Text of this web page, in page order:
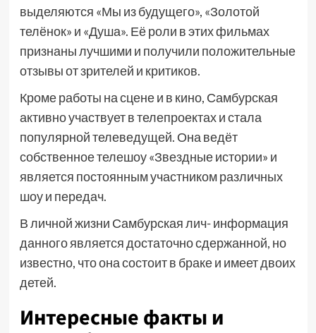
выделяются «Мы из будущего», «Золотой
телёнок» и «Душа». Её роли в этих фильмах
признаны лучшими и получили положительные
отзывы от зрителей и критиков.
Кроме работы на сцене и в кино, Самбурская
активно участвует в телепроектах и стала
популярной телеведущей. Она ведёт
собственное телешоу «Звездные истории» и
является постоянным участником различных
шоу и передач.
В личной жизни Самбурская лич- информация
данного является достаточно сдержанной, но
известно, что она состоит в браке и имеет двоих
детей.
Интересные факты и